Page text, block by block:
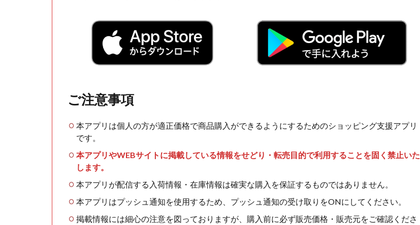
ご注意事項
本アプリは個人の方が適正価格で商品購入ができるようにするためのショッピング支援アプリ
です。
本アプリやWEBサイトに掲載している情報をせどり・転売目的で利用することを固く禁止いた
します。
本アプリが配信する入荷情報・在庫情報は確実な購入を保証するものではありません。
本アプリはプッシュ通知を使用するため、プッシュ通知の受け取りをONにしてください。
掲載情報には細心の注意を図っておりますが、購入前に必ず販売価格・販売元をご確認くださ